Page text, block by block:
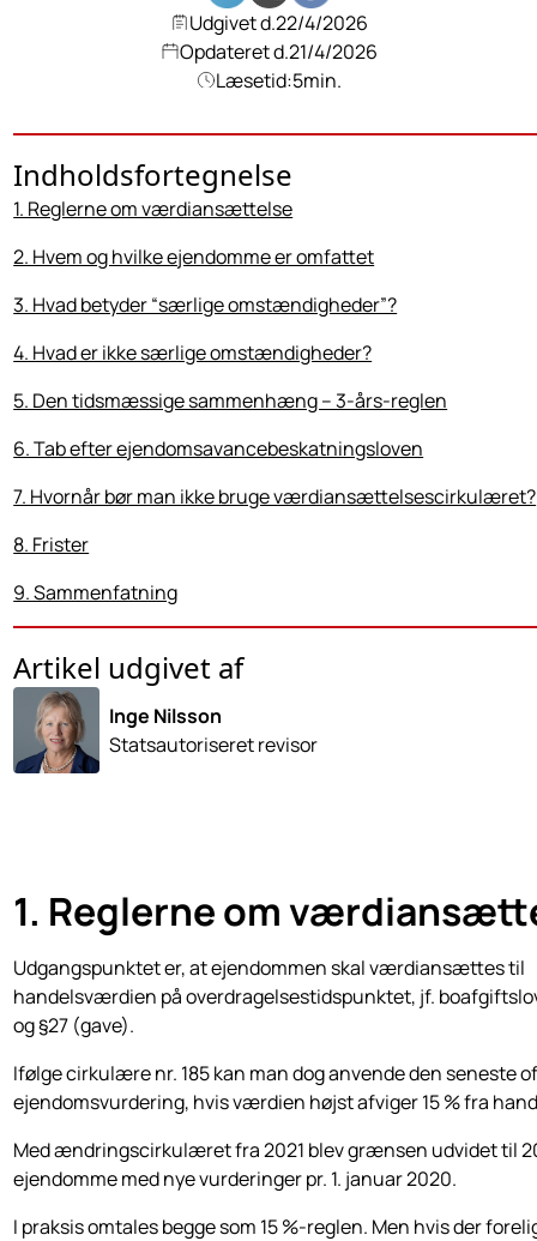
Udgivet d.22/4/2026
Opdateret d.21/4/2026
Læsetid:5min.
Indholdsfortegnelse
1. Reglerne om værdiansættelse
2. Hvem og hvilke ejendomme er omfattet
3. Hvad betyder “særlige omstændigheder”?
4. Hvad er ikke særlige omstændigheder?
5. Den tidsmæssige sammenhæng – 3-års-reglen
6. Tab efter ejendomsavancebeskatningsloven
7. Hvornår bør man ikke bruge værdiansættelsescirkulæret?
8. Frister
9. Sammenfatning
Artikel udgivet af
Inge Nilsson
Statsautoriseret revisor
1. Reglerne om
Udgangspunktet er, at ejendommen skal værdiansættes til
handelsværdien på overdragelsestidspunktet, jf.
og §27 (gave).
Ifølge cirkulære nr. 185 kan man dog anvende den seneste
ejendomsvurdering, hvis værdien højst afviger 15 % fra
Med ændringscirkulæret fra 2021 blev grænsen udvidet til
ejendomme med nye vurderinger pr. 1. januar 2020.
I praksis omtales begge som 15 %-reglen. Men hvis der